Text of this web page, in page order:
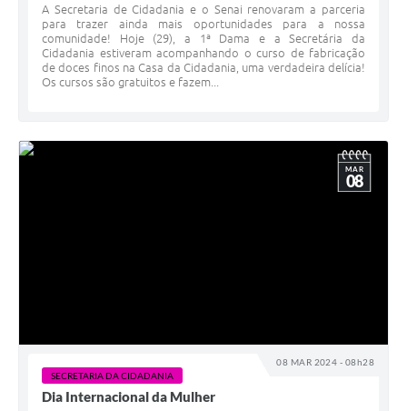
A Secretaria de Cidadania e o Senai renovaram a parceria
para trazer ainda mais oportunidades para a nossa
comunidade! Hoje (29), a 1ª Dama e a Secretária da
Cidadania estiveram acompanhando o curso de fabricação
de doces finos na Casa da Cidadania, uma verdadeira delícia!
Os cursos são gratuitos e fazem...
08 MAR 2024 - 08h28
MAR
08
SECRETARIA DA CIDADANIA
Dia Internacional da Mulher